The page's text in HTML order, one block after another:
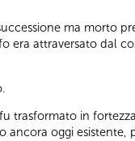
ma morto
era attraversato dal
trasformato in
ancora oggi esistente,